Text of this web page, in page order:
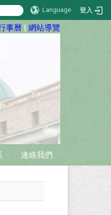
Language 登入
事曆 | 網站導覽
連絡我們